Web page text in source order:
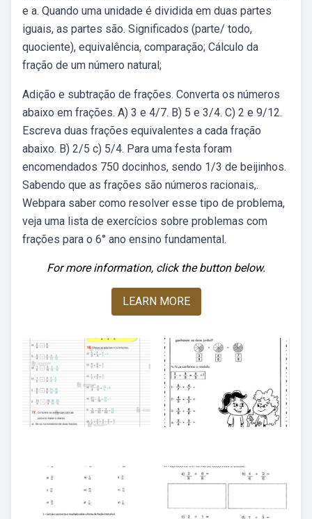
e a. Quando uma unidade é dividida em duas partes
iguais, as partes são. Significados (parte/ todo,
quociente), equivalência, comparação; Cálculo da
fração de um número natural;
Adição e subtração de frações. Converta os números
abaixo em frações. A) 3 e 4/7. B) 5 e 3/4. C) 2 e 9/12.
Escreva duas frações equivalentes a cada fração
abaixo. B) 2/5 c) 5/4. Para uma festa foram
encomendados 750 docinhos, sendo 1/3 de beijinhos.
Sabendo que as frações são números racionais,.
Webpara saber como resolver esse tipo de problema,
veja uma lista de exercícios sobre problemas com
frações para o 6° ano ensino fundamental.
For more information, click the button below.
LEARN MORE